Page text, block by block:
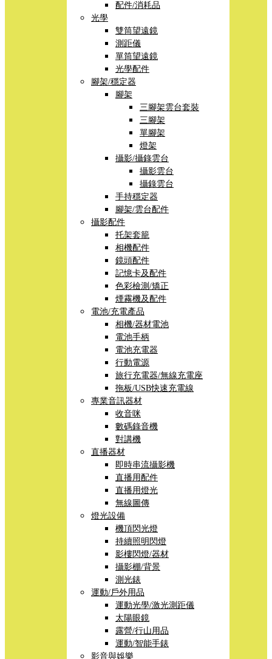
配件/消耗品
光學
雙筒望遠鏡
測距儀
單筒望遠鏡
光學配件
腳架/穩定器
腳架
三腳架雲台套裝
三腳架
單腳架
燈架
攝影/攝錄雲台
攝影雲台
攝錄雲台
手持穩定器
腳架/雲台配件
攝影配件
托架套籠
相機配件
鏡頭配件
記憶卡及配件
色彩檢測/矯正
煙霧機及配件
電池/充電產品
相機/器材電池
電池手柄
電池充電器
行動電源
旅行充電器/無線充電座
拖板/USB快速充電線
專業音訊器材
收音咪
數碼錄音機
對講機
直播器材
即時串流攝影機
直播用配件
直播用燈光
無線圖傳
燈光設備
機頂閃光燈
持續照明閃燈
影樓閃燈/器材
攝影棚/背景
測光錶
運動/戶外用品
運動光學/激光測距儀
太陽眼鏡
露營/行山用品
運動/智能手錶
影音與娛樂